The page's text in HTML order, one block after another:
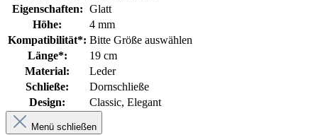
Eigenschaften: Glatt
Höhe:
4 mm
Kompatibilität*: Bitte Größe auswählen
Länge*:
19 cm
Material:
Leder
Schließe:
Dornschließe
Design:
Classic, Elegant
Menü schließen